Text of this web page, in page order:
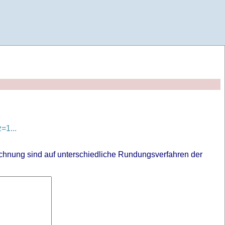
sind auf unterschiedliche Rundungsverfahren der